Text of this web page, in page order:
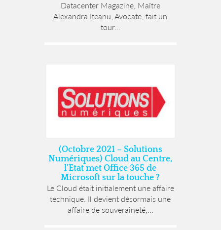
Datacenter Magazine, Maître
Alexandra Iteanu, Avocate, fait un
tour...
(Octobre 2021 – Solutions
Numériques) Cloud au Centre,
l’Etat met Office 365 de
Microsoft sur la touche ?
Le Cloud était initialement une affaire
technique. Il devient désormais une
affaire de souveraineté,...